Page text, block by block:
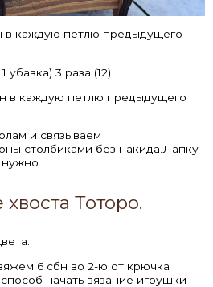
в каждую петлю предыдущего
убавка) 3 раза (12).
в каждую петлю предыдущего
и связываем
столбиками без накида.Лапку
нужно.
Тоторо.
6 сбн во 2-ю от крючка
начать вязание игрушки -